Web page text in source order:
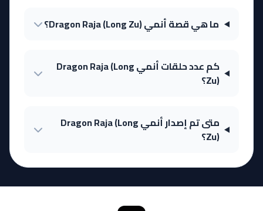
ما هي قصة أنمي Dragon Raja (Long Zu)؟
كم عدد حلقات أنمي Dragon Raja (Long
Zu)؟
متى تم إصدار أنمي Dragon Raja (Long
Zu)؟